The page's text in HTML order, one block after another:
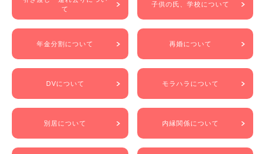
て
子供の氏、学校について
年金分割について 再婚について
DVについて モラハラについて
別居について 内縁関係について